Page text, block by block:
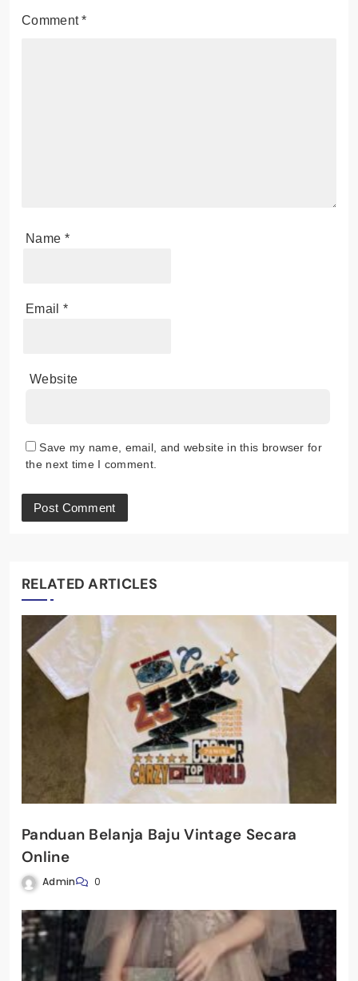
Comment*
Name *
Email *
Website
Save my name, email, and website in this browser for
the next time I comment.
RELATED ARTICLES
Panduan Belanja Baju Vintage Secara
Online
Admin 0